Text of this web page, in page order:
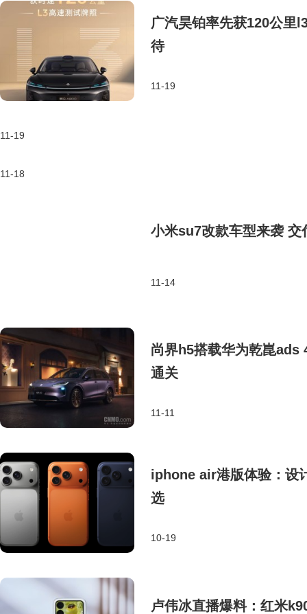
广汽昊铂率先获120公里
待
11-19
11-19
11-18
小米su7改款车型来袭 交
11-14
尚界h5搭载华为乾崑ads
通关
11-11
iphone air港版体验：设
选
10-19
卢伟冰直播爆料：红米